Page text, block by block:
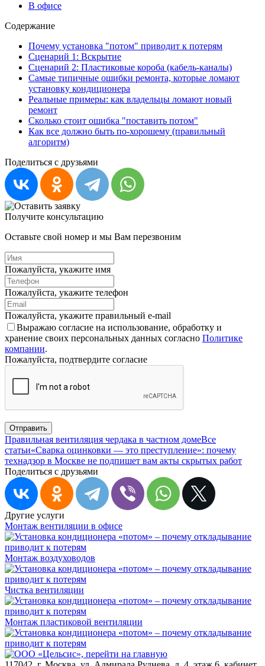
В офисе
Содержание
Почему установка "потом" приводит к потерям
Сценарий 1: Вскрытие
Сценарий 2: Пластиковые короба (кабель-каналы)
Самые типичные ошибки ремонта, которые ломают
установку кондиционера
Реальные примеры: как владельцы ломают новый
ремонт
Сколько стоит ошибка "поставить потом"
Как все должно быть по-хорошему (правильный
алгоритм)
Поделиться с друзьями
Получите консультацию
Оставьте свой номер и мы Вам перезвоним
Пожалуйста, укажите имя
Пожалуйста, укажите телефон
Пожалуйста, укажите правильный e-mail
Выражаю согласие на использование, обработку и
хранение своих персональных данных согласно Политике
компании.
Пожалуйста, подтвердите согласие
Отправить
Правильная вентиляция чердака в частном домеВсе
статьи«Сварка оцинковки — это преступление»: почему
технадзор в Москве не подпишет вам акты скрытых работ
Поделиться с друзьями
Другие услуги
Монтаж вентиляции в офисе
Монтаж воздуховодов
Чистка вентиляции
Монтаж пластиковой вентиляции